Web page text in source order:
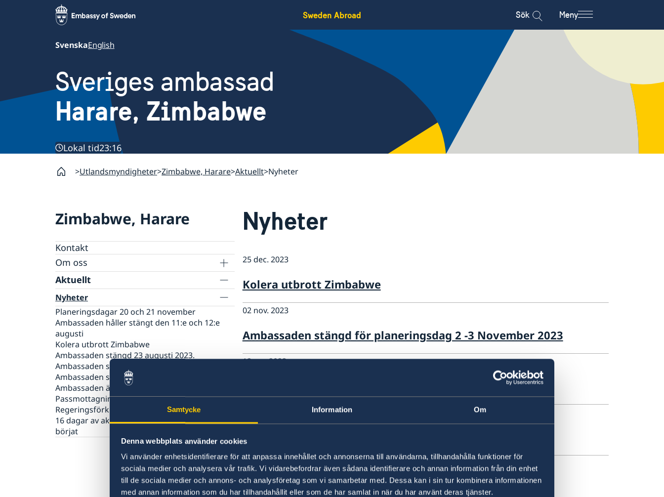
Samtycke Information Om
Denna webbplats använder cookies
Vi använder enhetsidentifierare för att anpassa innehållet och annonserna till användarna, tillhandahålla funktioner för
sociala medier och analysera vår trafik. Vi vidarebefordrar även sådana identifierare och annan information från din enhet
till de sociala medier och annons- och analysföretag som vi samarbetar med. Dessa kan i sin tur kombinera informationen
med annan information som du har tillhandahållit eller som de har samlat in när du har använt deras tjänster.
Sweden Abroad Sök Meny
SvenskaEnglish
Sveriges ambassad
Harare, Zimbabwe
Lokal tid23:16
Utlandsmyndigheter Zimbabwe, Harare Aktuellt Nyheter
Zimbabwe, Harare
Kontakt
Om oss
Ambassaden
Ambassadens personal
Lediga tjänster
Aktuellt
Nyheter
Planeringsdagar 20 och 21 november
Ambassaden håller stängt den 11:e och 12:e
augusti
Kolera utbrott Zimbabwe
Ambassaden stängd 23 augusti 2023.
Ambassaden stängd 7 och 10 april 2023
Ambassaden stängd 18 april 2023
Ambassaden är stängd 10 och 13 april
Passmottagningen stängd 25-27 feb.
Regeringsförklaringen den 21 januari 2019
16 dagar av aktivism mot könsrelaterat våld har
börjat
Nyheter
25 dec. 2023
Kolera utbrott Zimbabwe
02 nov. 2023
Ambassaden stängd för planeringsdag 2 -3 November 2023
12 apr. 2023
Ambassaden stängd 23 augusti 2023.
01 feb. 2023
Ambassaden stängd 7 och 10 april 2023